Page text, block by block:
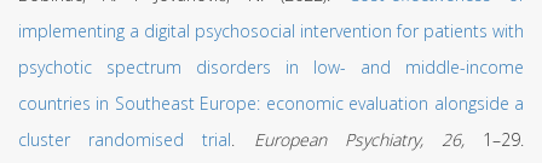
implementing a digital psychosocial intervention for patients with
psychotic spectrum disorders in low- and middle-income
countries in Southeast Europe: economic evaluation alongside a
cluster randomised trial. European Psychiatry, 26,1–29.